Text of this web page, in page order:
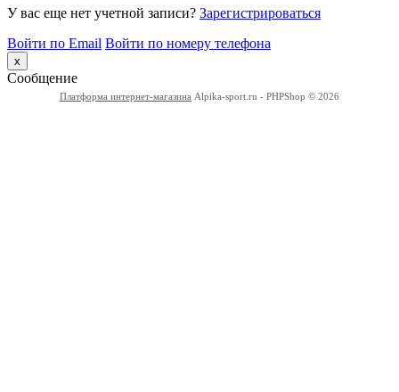
У вас еще нет учетной записи? Зарегистрироваться
Войти по Email Войти по номеру телефона
x
Сообщение
Платформа интернет-магазина Alpika-sport.ru - PHPShop © 2026